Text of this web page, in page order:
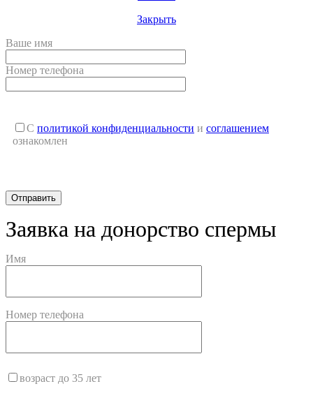
Закрыть
Ваше имя
Номер телефона
С политикой конфиденциальности и соглашением
ознакомлен
Заявка на донорство спермы
Имя
Номер телефона
возраст до 35 лет